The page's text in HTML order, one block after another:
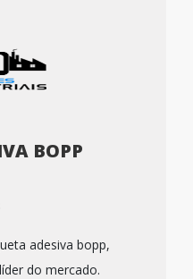
BOPP
adesiva bopp,
do mercado.